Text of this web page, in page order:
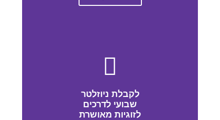
לקבלת ניוזלטר
שבועי לדרכים
לזוגיות מאושרת